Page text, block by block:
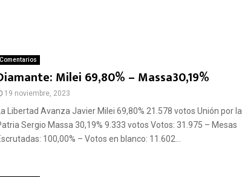
Comentarios
Milei 69,80% – Massa30,19%
19 noviembre, 2023
La Libertad Avanza Javier Milei 69,80% 21.578 votos Unión por la
Sergio Massa 30,19% 9.333 votos Votos: 31.975 – Mesas
100,00% – Votos en blanco: 11.602...